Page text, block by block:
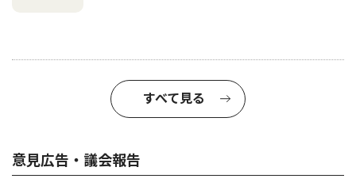
すべて見る
意見広告・議会報告